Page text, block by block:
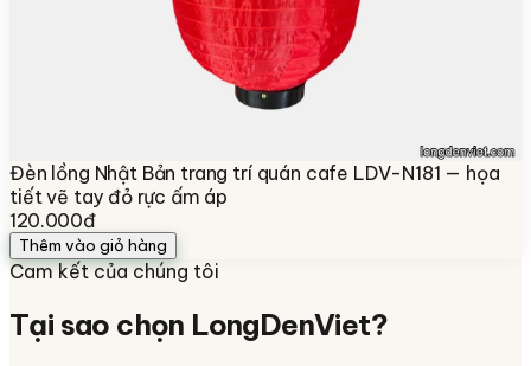
Đèn lồng Nhật Bản trang trí quán cafe LDV-N181 — họa
tiết vẽ tay đỏ rực ấm áp
120.000đ
Thêm vào giỏ hàng
Cam kết của chúng tôi
Tại sao chọn LongDenViet?